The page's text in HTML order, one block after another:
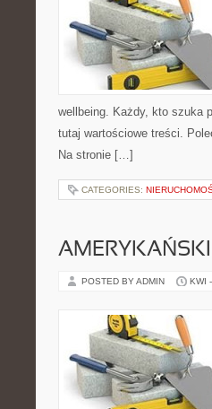
wellbeing. Każdy, kto szuka
tutaj wartościowe treści.
Na stronie […]
CATEGORIES:
POSTED BY ADMIN KWI